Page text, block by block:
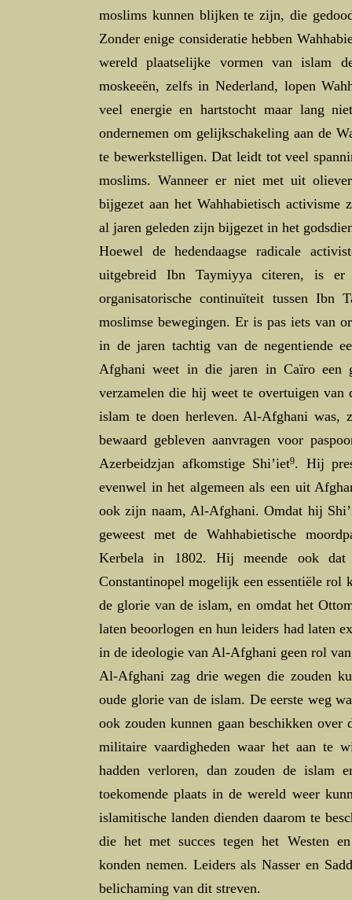
moslims kunnen blijken te zijn, die
Zonder enige consideratie hebben
wereld plaatselijke vormen van islam
moskeeën, zelfs in Nederland, lopen
veel energie en hartstocht maar lang
ondernemen om gelijkschakeling aan de
te bewerkstelligen. Dat leidt tot veel
moslims. Wanneer er niet met uit
bijgezet aan het Wahhabietisch activisme
al jaren geleden zijn bijgezet in het
Hoewel de hedendaagse radicale
uitgebreid Ibn Taymiyya citeren, is
organisatorische continuïteit tussen Ibn
moslimse bewegingen. Er is pas iets van
in de jaren tachtig van de negentiende
Afghani weet in die jaren in Caïro een
verzamelen die hij weet te overtuigen van
islam te doen herleven. Al-Afghani was,
bewaard gebleven aanvragen voor
Azerbeidzjan afkomstige Shi’iet9. Hij
evenwel in het algemeen als een uit
ook zijn naam, Al-Afghani. Omdat hij
geweest met de Wahhabietische
Kerbela in 1802. Hij meende ook dat
Constantinopel mogelijk een essentiële
de glorie van de islam, en omdat het
laten beoorlogen en hun leiders had laten
in de ideologie van Al-Afghani geen rol
Al-Afghani zag drie wegen die zouden
oude glorie van de islam. De eerste weg
ook zouden kunnen gaan beschikken over
militaire vaardigheden waar het aan te
hadden verloren, dan zouden de islam
toekomende plaats in de wereld weer
islamitische landen dienden daarom te
die het met succes tegen het Westen
konden nemen. Leiders als Nasser en
belichaming van dit streven.